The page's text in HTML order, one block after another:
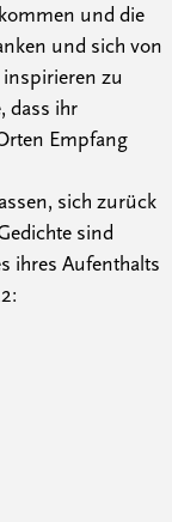
und die
und sich von
zu
dass ihr
Empfang
sich zurück
sind
ihres Aufenthalts